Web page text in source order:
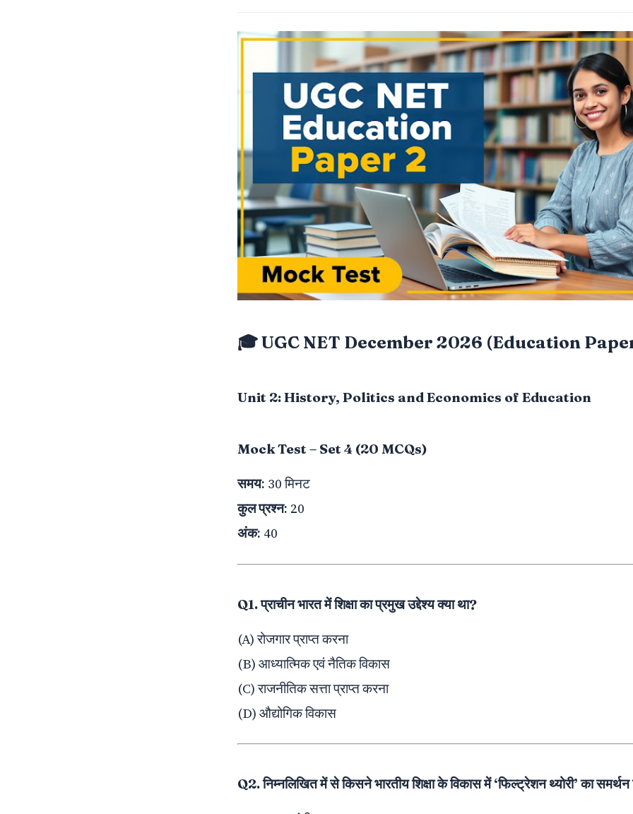
🎓 UGC NET December 2026 (Education
Unit 2: History, Politics and Economics of Education
Mock Test – Set 4 (20 MCQs)
समय: 30 मिनट
कुल प्रश्न: 20
अंक: 40
Q1. प्राचीन भारत में शिक्षा का प्रमुख उद्देश्य क्या था?
(A) रोजगार प्राप्त करना
(B) आध्यात्मिक एवं नैतिक विकास
(C) राजनीतिक सत्ता प्राप्त करना
(D) औद्योगिक विकास
Q2. निम्नलिखित में से किसने भारतीय शिक्षा के विकास में ‘फिल्ट्रेशन थ्योरी’ का समर्थन